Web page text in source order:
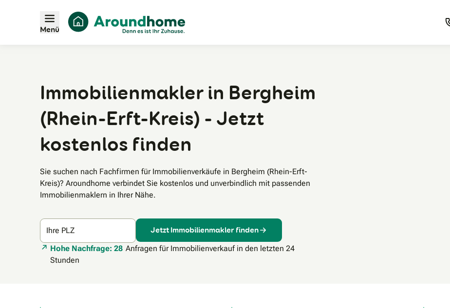
Menü
Immobilienmakler in Bergheim
(Rhein-Erft-Kreis) - Jetzt
kostenlos finden
Sie suchen nach Fachfirmen für Immobilienverkäufe in Bergheim (Rhein-Erft-
Kreis)? Aroundhome verbindet Sie kostenlos und unverbindlich mit passenden
Immobilienmaklern in Ihrer Nähe.
Ihre PLZ Jetzt Immobilienmakler finden
Hohe Nachfrage: 28 Anfragen für Immobilienverkauf in den letzten 24
Stunden